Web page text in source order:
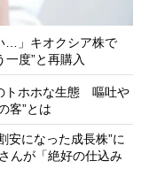
…」キオクシア株で
度”と再購入
トホホな生態 嘔吐や
客”とは
安になった成長株”に
んが「絶好の仕込み